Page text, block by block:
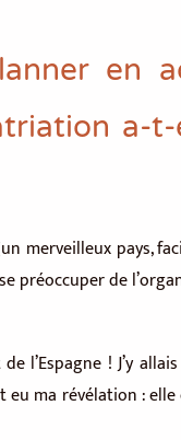
en
a-
merveilleux pays,
préoccuper de
l’Espagne ! J’y
eu ma révélation :